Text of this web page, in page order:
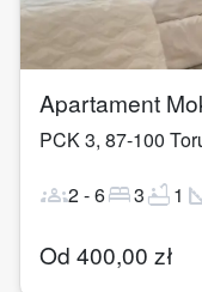
Apartament
PCK 3, 87-100
groups2-6bed3bathtub1
Od 400,00 zł